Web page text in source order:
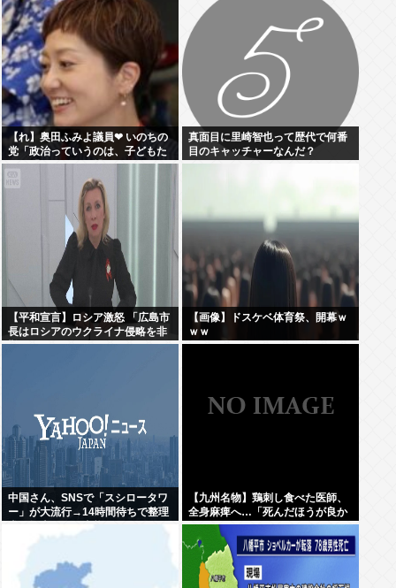
【れ】奥田ふみよ議員❤‍ いのちの
党「政治っていうのは、子どもた
ちに「いのち」を繋いでいくため
にあるんだよ。」
真面目に里崎智也って歴代で何番
目のキャッチャーなんだ？
【平和宣言】ロシア激怒 「広島市
長はロシアのウクライナ侵略を非
難した」
【画像】ドスケベ体育祭、開幕ｗ
ｗｗ
中国さん、SNSで「スシロータワ
ー」が大流行→14時間待ちで整理
【九州名物】鶏刺し食べた医師、
全身麻痺へ…「死んだほうが良か
った」